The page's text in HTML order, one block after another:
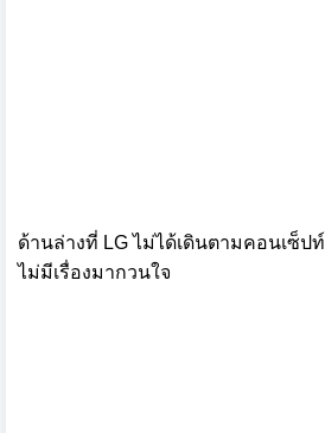
ด้านล่างที่ LG ไม่ได้เดินตามคอนเซ็ปท์
ไม่มีเรื่องมากวนใจ